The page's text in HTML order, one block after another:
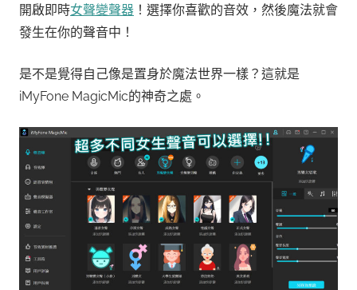
開啟即時女聲變聲器 ！選擇你喜歡的音效，然後魔法就會
發生在你的聲音中！
是不是覺得自己像是置身於魔法世界一樣？這就是
iMyFone MagicMic的神奇之處。